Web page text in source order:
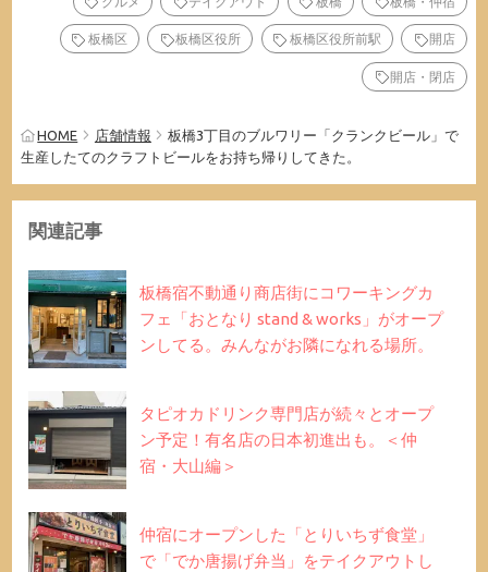
板橋区 板橋区役所 板橋区役所前駅 開店
開店・閉店
HOME 店舗情報
板橋3丁目のブルワリー「クランクビール」で
生産したてのクラフトビールをお持ち帰りしてきた。
関連記事
板橋宿不動通り商店街にコワーキングカ
フェ「おとなり stand & works」がオープ
ンしてる。みんながお隣になれる場所。
タピオカドリンク専門店が続々とオープ
ン予定！有名店の日本初進出も。＜仲
宿・大山編＞
仲宿にオープンした「とりいちず食堂」
で「でか唐揚げ弁当」をテイクアウトし